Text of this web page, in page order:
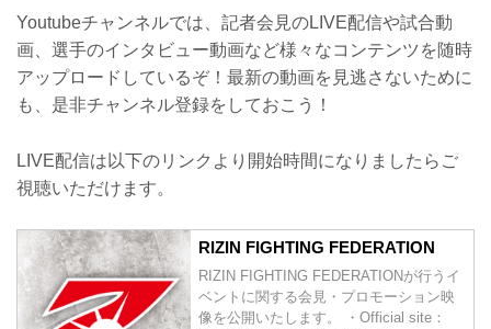
Youtubeチャンネルでは、記者会見のLIVE配信や試合動
画、選手のインタビュー動画など様々なコンテンツを随時
アップロードしているぞ！最新の動画を見逃さないために
も、是非チャンネル登録をしておこう！
LIVE配信は以下のリンクより開始時間になりましたらご
視聴いただけます。
RIZIN FIGHTING FEDERATION
RIZIN FIGHTING FEDERATIONが行うイ
ベントに関する会見・プロモーション映
像を公開いたします。 ・Official site：